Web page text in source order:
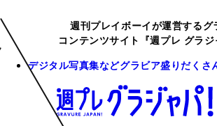
週刊プレイボーイが運営するグ
コンテンツサイト『週プレ グラジ
デジタル写真集などグラビア盛りだくさ